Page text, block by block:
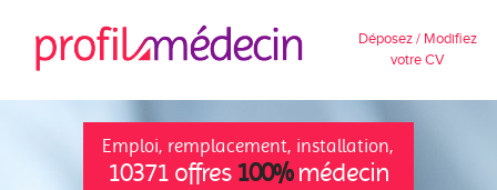
Déposez / Modifiez
votre CV
Emploi, remplacement, installation,
10371 offres 100%médecin